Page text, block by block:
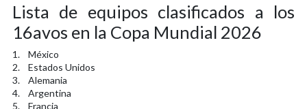
Lista de equipos clasificados a los
16avos en la Copa Mundial 2026
1. México
2. Estados Unidos
3. Alemania
4. Argentina
5. Francia